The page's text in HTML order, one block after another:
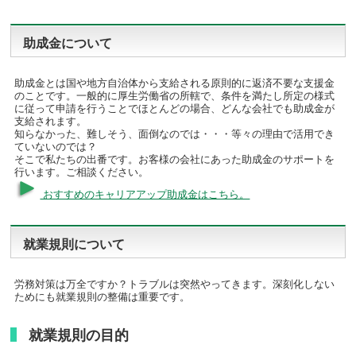
助成金について
助成金とは国や地方自治体から支給される原則的に返済不要な支援金
のことです。一般的に厚生労働省の所轄で、条件を満たし所定の様式
に従って申請を行うことでほとんどの場合、どんな会社でも助成金が
支給されます。
知らなかった、難しそう、面倒なのでは・・・等々の理由で活用でき
ていないのでは？
そこで私たちの出番です。お客様の会社にあった助成金のサポートを
行います。ご相談ください。
おすすめのキャリアアップ助成金はこちら。
就業規則について
労務対策は万全ですか？トラブルは突然やってきます。深刻化しない
ためにも就業規則の整備は重要です。
就業規則の目的